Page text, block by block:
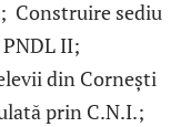
Construire sediu
II;
din Cornești
prin C.N.I.;